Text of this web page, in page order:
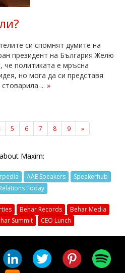
си спомнят думите на
президент на България Желю
че политиката е мръсна
но мога да си представя
... »
5 6 7 8 9 »
Maxim:
AAE Speakers
Speakerhub
Today
Behar Records
Behar Media
Summit CEO Lunch